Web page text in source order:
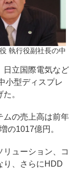
執行役副社長の中
立国際電気など
小型ディスプレ
。
の売上高は前年
の1017億円。
ューション、コ
り、さらにHDD